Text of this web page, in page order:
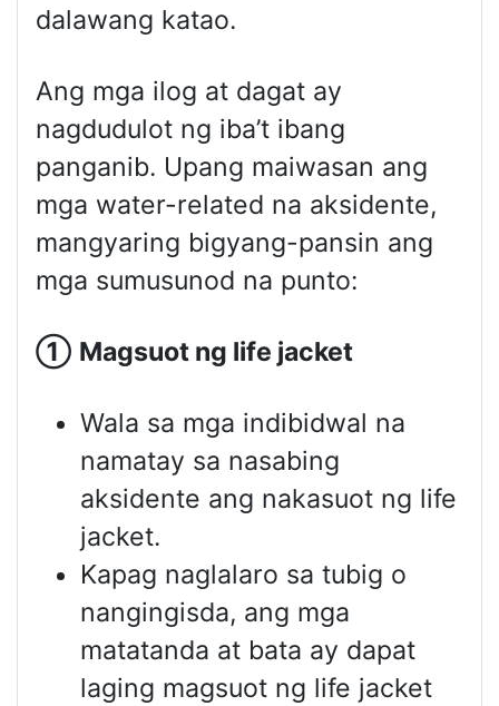
dalawang katao.
Ang mga ilog at dagat ay
nagdudulot ng iba’t ibang
panganib. Upang maiwasan ang
mga water-related na aksidente,
mangyaring bigyang-pansin ang
mga sumusunod na punto:
① Magsuot ng life jacket
Wala sa mga indibidwal na
namatay sa nasabing
aksidente ang nakasuot ng life
jacket.
Kapag naglalaro sa tubig o
nangingisda, ang mga
matatanda at bata ay dapat
laging magsuot ng life jacket